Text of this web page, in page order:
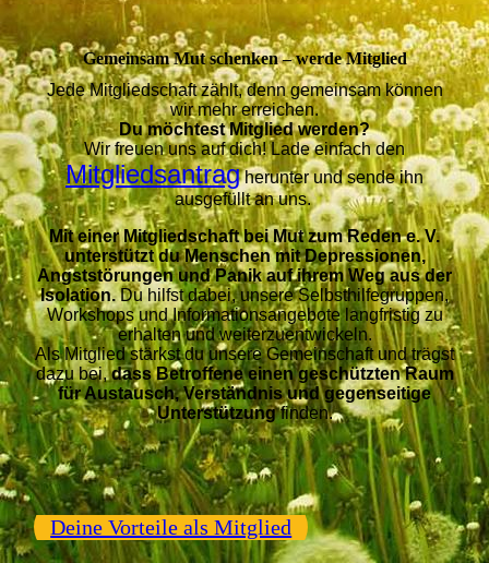
Gemeinsam Mut schenken – werde Mitglied
Jede Mitgliedschaft zählt, denn gemeinsam können
wir mehr erreichen.
Du möchtest Mitglied werden?
Wir freuen uns auf dich! Lade einfach den
Mitgliedsantragherunter und sende ihn
ausgefüllt an uns.
Mit einer Mitgliedschaft bei Mut zum Reden e. V.
unterstützt du Menschen mit Depressionen,
Angststörungen und Panik auf ihrem Weg aus der
Isolation.Du hilfst dabei, unsere Selbsthilfegruppen,
Workshops und Informationsangebote langfristig zu
erhalten und weiterzuentwickeln.
Als Mitglied stärkst du unsere Gemeinschaft und trägst
dazu bei,dass Betroffene einen geschützten Raum
für Austausch, Verständnis und gegenseitige
Unterstützungfinden.
Deine Vorteile als Mitglied